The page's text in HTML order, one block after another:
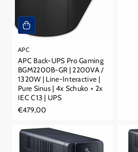
APC
APC Back-UPS Pro Gaming
BGM2200B-GR | 2200VA /
1320W | Line-Interactive |
Pure Sinus | 4x Schuko + 2x
IEC C13 | UPS
Reguliere
€479,00